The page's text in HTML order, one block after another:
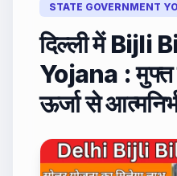
STATE GOVERNMENT
दिल्ली में Bijli
Yojana : मुफ्त
ऊर्जा से